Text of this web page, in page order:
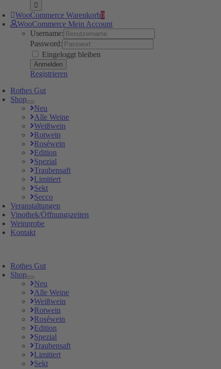
WooCommerce Warenkorb0
WooCommerce Mein Account
Username:
Password:
Eingeloggt bleiben
Registrieren
Rothes Gut
Shop
Neu
Alle Weine
Weißwein
Rotwein
Roséwein
Edition
Spezial
Traubensaft
Limitiert
Sekt
Secco
Veranstaltungen
Vinothek/Öffnungszeiten
Weinprobe
Kontakt
Rothes Gut
Shop
Neu
Alle Weine
Weißwein
Rotwein
Roséwein
Edition
Spezial
Traubensaft
Limitiert
Sekt